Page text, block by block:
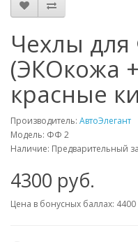
Чехлы для
(ЭКОкожа
красные
Производитель: АвтоЭлегант
Модель: ФФ 2
Наличие: Предварительный
4300 руб.
Цена в бонусных баллах: 4400